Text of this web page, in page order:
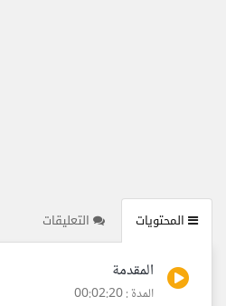
المحتويات التعليقات
المقدمة
المدة : 00:02:20